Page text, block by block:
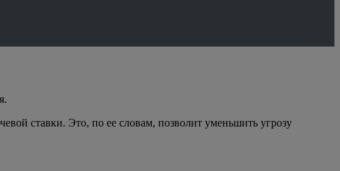
ставки. Это, по ее словам, позволит уменьшить угрозу